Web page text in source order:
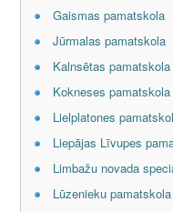
Gaismas pamatskola
Jūrmalas pamatskola
Kalnsētas pamatskola
Kokneses
Lielplatones
Liepājas Līvupes
Limbažu novada
Lūzenieku pamatskola